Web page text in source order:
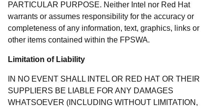
PARTICULAR PURPOSE. Neither Intel nor Red Hat
warrants or assumes responsibility for the accuracy or
completeness of any information, text, graphics, links or
other items contained within the FPSWA.
Limitation of Liability
IN NO EVENT SHALL INTEL OR RED HAT OR THEIR
SUPPLIERS BE LIABLE FOR ANY DAMAGES
WHATSOEVER (INCLUDING WITHOUT LIMITATION,